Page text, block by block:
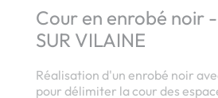
Cour en enrobé noir
SUR VILAINE
Réalisation d'un enrobé noir
pour délimiter la cour des